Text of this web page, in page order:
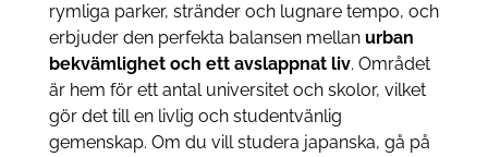
rymliga parker, stränder och lugnare tempo, och
erbjuder den perfekta balansen mellan urban
bekvämlighet och ett avslappnat liv. Området
är hem för ett antal universitet och skolor, vilket
gör det till en livlig och studentvänlig
gemenskap. Om du vill studera japanska, gå på